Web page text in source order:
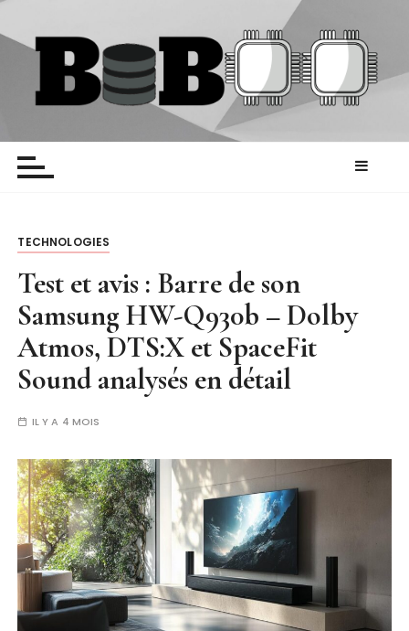
a
a Biboo
TECHNOLOGIES
Test et avis : Barre de son
Samsung HW-Q930b – Dolby
Atmos, DTS:X et SpaceFit
Sound analysés en détail
IL Y A 4 MOIS